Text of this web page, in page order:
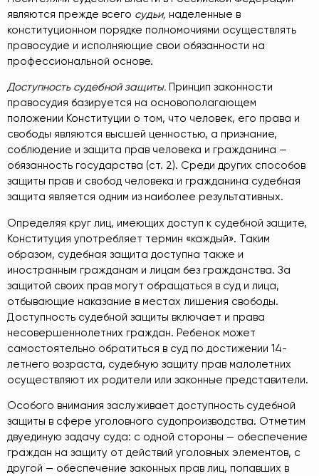
являются прежде всего судьи, наделенные в
конституционном порядке полномочиями осуществлять
правосудие и исполняющие свои обязанности на
профессиональной основе.
Доступность судебной защиты. Принцип законности
правосудия базируется на основополагающем
положении Конституции о том, что человек, его права и
свободы являются высшей ценностью, а признание,
соблюдение и защита прав человека и гражданина —
обязанность государства (ст. 2). Среди других способов
защиты прав и свобод человека и гражданина судебная
защита является одним из наиболее результативных.
Определяя круг лиц, имеющих доступ к судебной защите,
Конституция употребляет термин «каждый». Таким
образом, судебная защита доступна также и
иностранным гражданам и лицам без гражданства. За
защитой своих прав могут обращаться в суд и лица,
отбывающие наказание в местах лишения свободы.
Доступность судебной защиты включает и права
несовершеннолетних граждан. Ребенок может
самостоятельно обратиться в суд по достижении 14-
летнего возраста, судебную защиту прав малолетних
осуществляют их родители или законные представители.
Особого внимания заслуживает доступность судебной
защиты в сфере уголовного судопроизводства. Отметим
двуединую задачу суда: с одной стороны — обеспечение
граждан на защиту от действий уголовных элементов, с
другой — обеспечение законных прав лиц, попавших в